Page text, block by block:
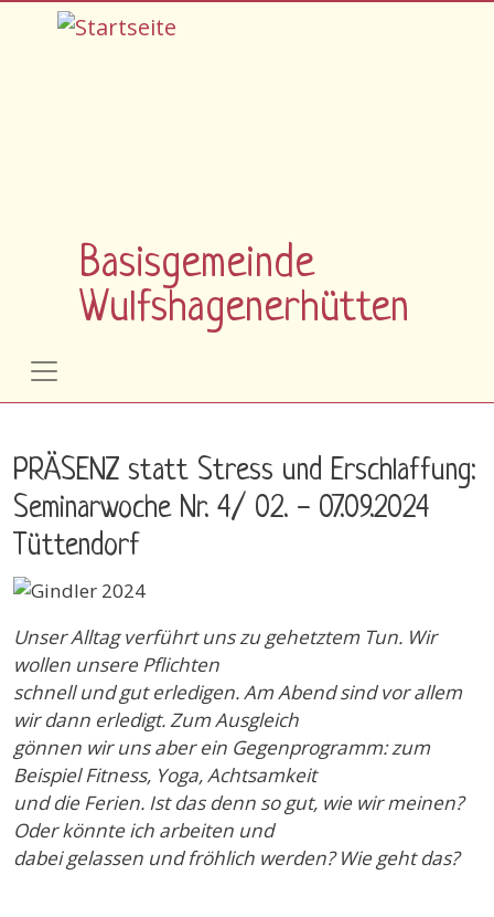
Direkt zum Inhalt
Basisgemeinde
Wulfshagenerhütten
PRÄSENZ statt Stress und Erschlaffung:
Seminarwoche Nr. 4/ 02. - 07.09.2024
Tüttendorf
Unser Alltag verführt uns zu gehetztem Tun. Wir
wollen unsere Pflichten
schnell und gut erledigen. Am Abend sind vor allem
wir dann erledigt. Zum Ausgleich
gönnen wir uns aber ein Gegenprogramm: zum
Beispiel Fitness, Yoga, Achtsamkeit
und die Ferien. Ist das denn so gut, wie wir meinen?
Oder könnte ich arbeiten und
dabei gelassen und fröhlich werden? Wie geht das?